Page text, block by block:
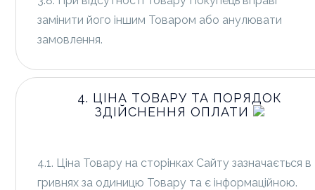
замінити його іншим Товаром або анулювати
замовлення.
4. ЦІНА ТОВАРУ ТА ПОРЯДОК
ЗДІЙСНЕННЯ ОПЛАТИ
4.1. Ціна Товару на сторінках Сайту зазначається в
гривнях за одиницю Товару та є інформаційною.